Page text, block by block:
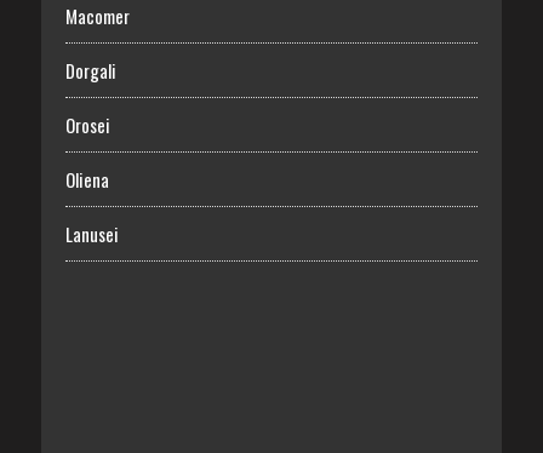
Macomer
Dorgali
Orosei
Oliena
Lanusei